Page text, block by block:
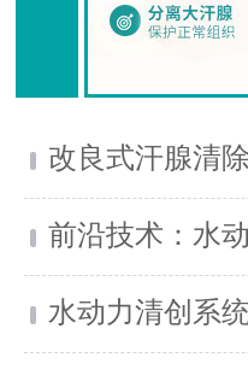
改良式汗腺清
前沿技术：水
水动力清创系